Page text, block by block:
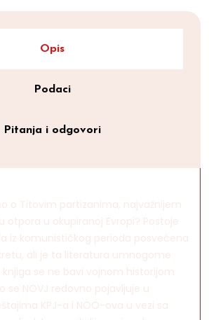
Opis
Podaci
Pitanja i odgovori
o Titovim partizanima, najvažnijem
otpora u okupiranoj Evropi? Postoje
iz komunističkog perioda posvećena
ali je ta literatura umnogome
se ne bavi vojnom historijom
se NOVJ redovno pojavljuje u
KPJ-a i NOO-ova u vezi sa